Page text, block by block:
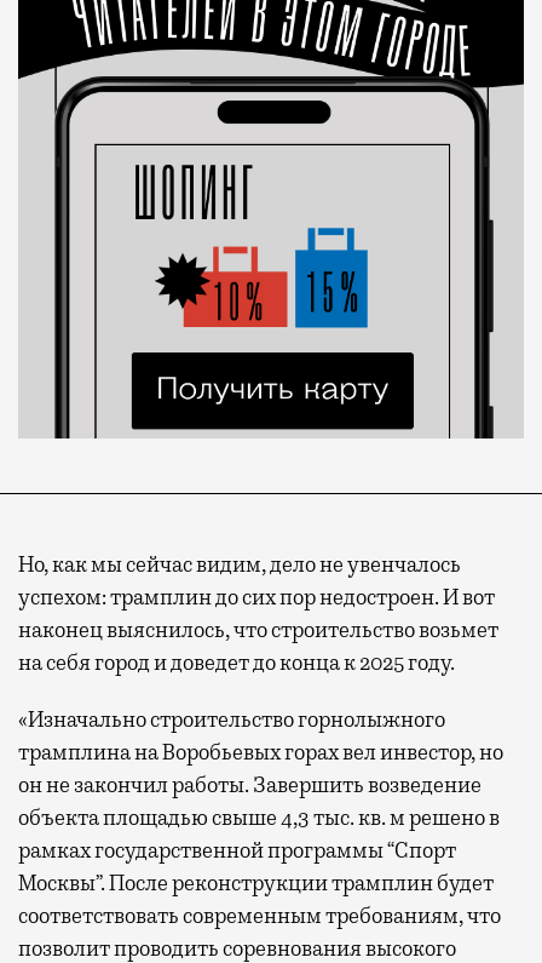
Но, как мы сейчас видим, дело не увенчалось
успехом: трамплин до сих пор недостроен. И вот
наконец выяснилось, что строительство возьмет
на себя город и доведет до конца к 2025 году.
«Изначально строительство горнолыжного
трамплина на Воробьевых горах вел инвестор, но
он не закончил работы. Завершить возведение
объекта площадью свыше 4,3 тыс. кв. м решено в
рамках государственной программы “Спорт
Москвы”. После реконструкции трамплин будет
соответствовать современным требованиям, что
позволит проводить соревнования высокого